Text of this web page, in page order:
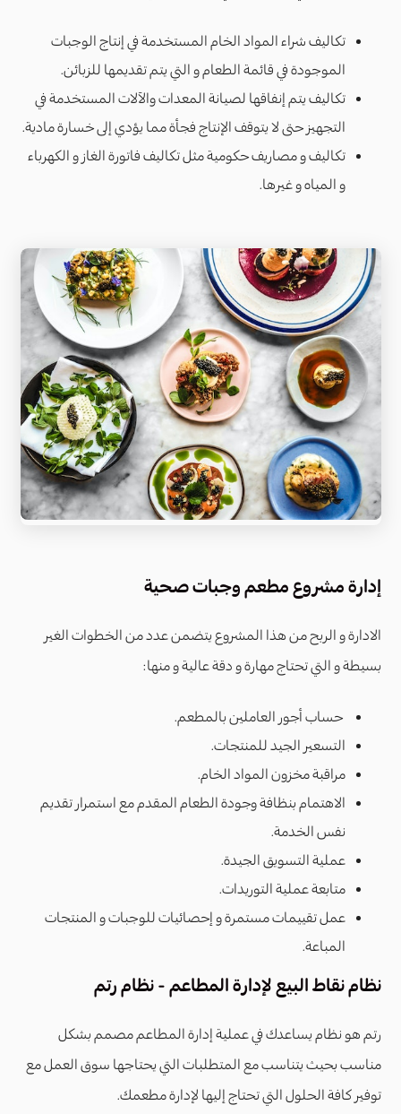
تكاليف شراء المواد الخام المستخدمة في إنتاج الوجبات
الموجودة في قائمة الطعام و التي يتم تقديمها للزبائن.
تكاليف يتم إنفاقها لصيانة المعدات والآلات المستخدمة في
التجهيز حتى لا يتوقف الإنتاج فجأة مما يؤدي إلى خسارة مادية.
تكاليف و مصاريف حكومية مثل تكاليف فاتورة الغاز و الكهرباء
و المياه و غيرها.
إدارة مشروع مطعم وجبات صحية
الادارة و الربح من هذا المشروع يتضمن عدد من الخطوات الغير
بسيطة و التي تحتاج مهارة و دقة عالية و منها:
حساب أجور العاملين بالمطعم.
التسعير الجيد للمنتجات.
مراقبة مخزون المواد الخام.
الاهتمام بنظافة وجودة الطعام المقدم مع استمرار تقديم
نفس الخدمة.
عملية التسويق الجيدة.
متابعة عملية التوريدات.
عمل تقييمات مستمرة و إحصائيات للوجبات و المنتجات
المباعة.
نظام نقاط البيع لإدارة المطاعم - نظام رتم
رتم هو نظام يساعدك في عملية إدارة المطاعم مصمم بشكل
مناسب بحيث يتناسب مع المتطلبات التي يحتاجها سوق العمل مع
توفير كافة الحلول التي تحتاج إليها لإدارة مطعمك.